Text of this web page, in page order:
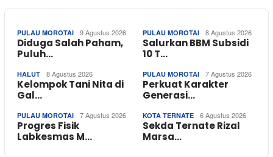
PULAU MOROTAI 9 Agustus 2026
Diduga Salah Paham,
Puluh…
PULAU MOROTAI 8 Agustus 2026
Salurkan BBM Subsidi
10 T…
HALUT 8 Agustus 2026
Kelompok Tani Nita di
Gal…
PULAU MOROTAI 7 Agustus 2026
Perkuat Karakter
Generasi…
PULAU MOROTAI 7 Agustus 2026
Progres Fisik
Labkesmas M…
KOTA TERNATE 6 Agustus 2026
Sekda Ternate Rizal
Marsa…